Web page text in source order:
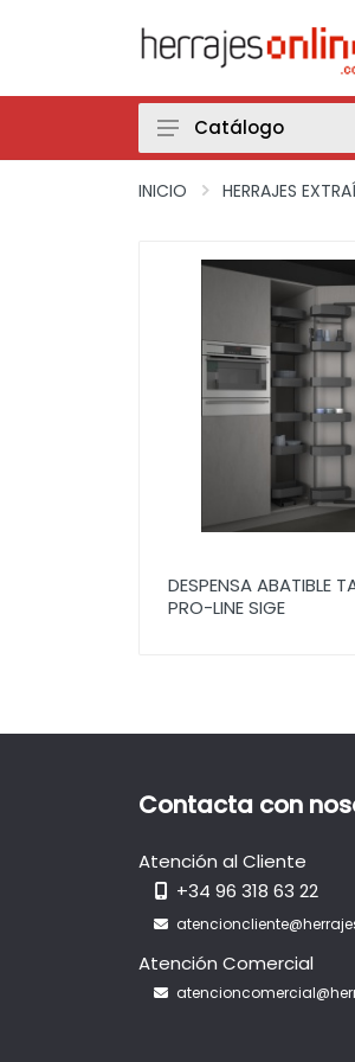
Herrajes Extraíbles
Herrajes Extraíbles
Herrajes Extraíbles
Cajones-Caceroleros
Cuberteros-Plateros-
Fregaderos y
Gestión de Residuos
Patas, Zócalos y
Bisagras de Cazoleta y
Open
Guías y Correderas
Armarios
Enchufes
Catálogo
INICIO HERRAJES
DESPENSA ABATIBLE
PRO-LINE SIGE
Contacta con
Atención al Cliente
+34 96 318 63 22
Atención Comercial